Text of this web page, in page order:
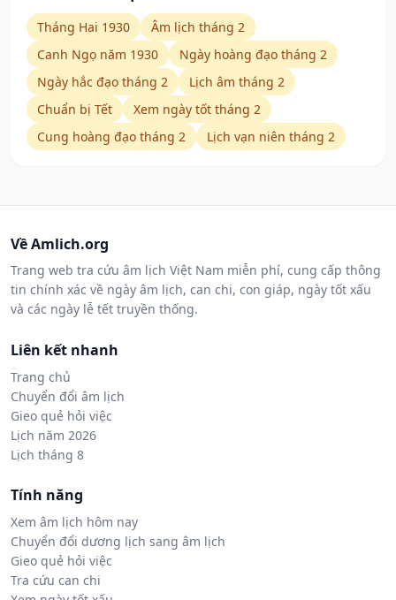
Tháng Hai 1930
Âm lịch tháng 2
Canh Ngọ năm 1930
Ngày hoàng đạo tháng 2
Ngày hắc đạo tháng 2
Lịch âm tháng 2
Chuẩn bị Tết
Xem ngày tốt tháng 2
Cung hoàng đạo tháng 2
Lịch vạn niên tháng 2
Về Amlich.org
Trang web tra cứu âm lịch Việt Nam miễn phí, cung cấp thông
tin chính xác về ngày âm lịch, can chi, con giáp, ngày tốt xấu
và các ngày lễ tết truyền thống.
Liên kết nhanh
Trang chủ
Chuyển đổi âm lịch
Gieo quẻ hỏi việc
Lịch năm 2026
Lịch tháng 8
Tính năng
Xem âm lịch hôm nay
Chuyển đổi dương lịch sang âm lịch
Gieo quẻ hỏi việc
Tra cứu can chi